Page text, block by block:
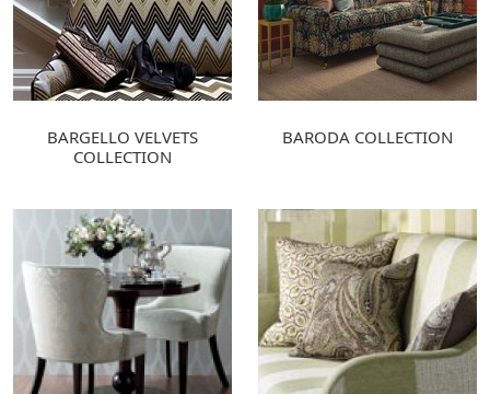
BARGELLO VELVETS
COLLECTION
BARODA COLLECTION